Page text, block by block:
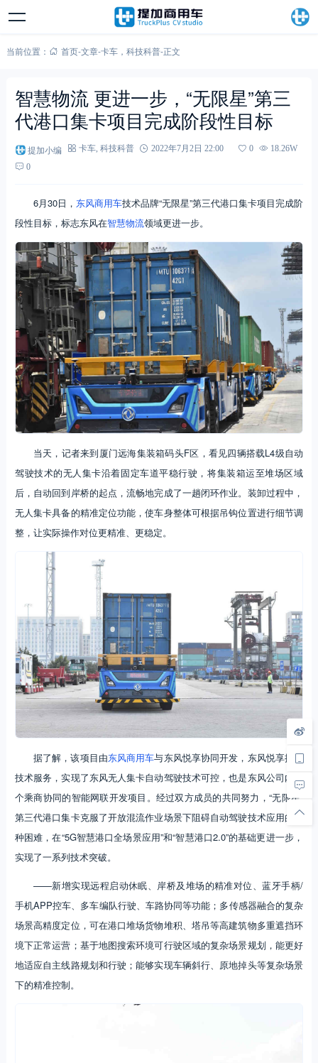
当前位置： 首页-文章-卡车， 科技科普-正文
智慧物流 更进一步，“无限星”第三
代港口集卡项目完成阶段性目标
提加小编 卡车, 科技科普 2022年7月2日 22:00 0
18.26W
0
6月30日， 东风商用车技术品牌“无限星”第三代港口集卡项目完成阶
段性目标，标志东风在智慧物流领域更进一步。
当天，记者来到厦门远海集装箱码头F区，看见四辆搭载L4级自动
驾驶技术的无人集卡沿着固定车道平稳行驶，将集装箱运至堆场区域
后，自动回到岸桥的起点，流畅地完成了一趟闭环作业。装卸过程中，
无人集卡具备的精准定位功能，使车身整体可根据吊钩位置进行细节调
整，让实际操作对位更精准、更稳定。
据了解，该项目由东风商用车与东风悦享协同开发，东风悦享提供
技术服务，实现了东风无人集卡自动驾驶技术可控，也是东风公司内首
个乘商协同的智能网联开发项目。经过双方成员的共同努力，“无限星”
第三代港口集卡克服了开放混流作业场景下阻碍自动驾驶技术应用的各
种困难，在“5G智慧港口全场景应用”和“智慧港口2.0”的基础更进一步，
实现了一系列技术突破。
——新增实现远程启动休眠、岸桥及堆场的精准对位、蓝牙手柄/
手机APP控车、多车编队行驶、车路协同等功能；多传感器融合的复杂
场景高精度定位，可在港口堆场货物堆积、塔吊等高建筑物多重遮挡环
境下正常运营；基于地图搜索环境可行驶区域的复杂场景规划，能更好
地适应自主线路规划和行驶；能够实现车辆斜行、原地掉头等复杂场景
下的精准控制。